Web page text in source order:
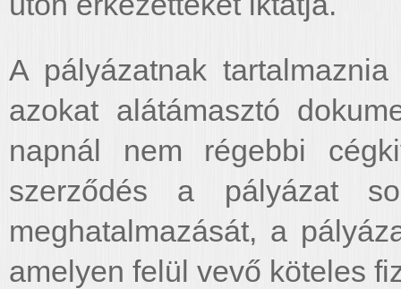
A pályázatnak
azokat alátámasztó
napnál nem régebbi
szerződés a pályázat
meghatalmazását, a
amelyen felül vevő köteles